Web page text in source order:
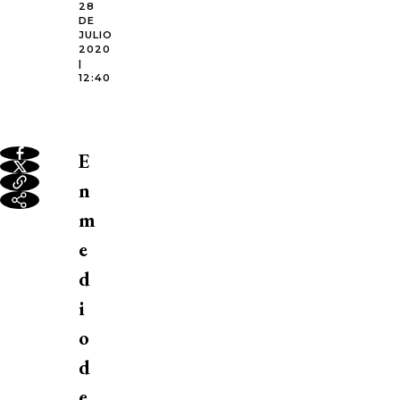
28
DE
JULIO
2020
|
12:40
E
n
m
e
d
i
o
d